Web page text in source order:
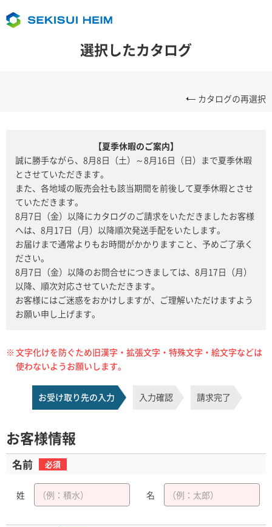
選択したカタログ
カタログの再選択
【夏季休暇のご案内】
誠に勝手ながら、8月8日（土）～8月16日（日）まで夏季休暇
とさせていただきます。
また、各地域の販売会社も該当期間を前後して夏季休暇とさせ
ていただきます。
8月7日（金）以降にカタログのご請求をいただきましたお客様
へは、8月17日（月）以降順次発送手配をいたします。
お届けまで通常よりもお時間がかかりますこと、予めご了承く
ださい。
8月7日（金）以降のお問合せにつきましては、8月17日（月）
以降、順次対応させていただきます。
お客様にはご迷惑をおかけしますが、ご理解いただけますよう
お願い申し上げます。
※ 文字化けを防ぐため旧漢字・拡張文字・特殊文字・絵文字などは
使わないようお願いします。
お受け取り先の入力 入力確認 請求完了
お客様情報
名前 必須
姓 名